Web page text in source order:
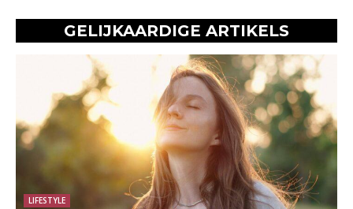
GELIJKAARDIGE ARTIKELS
LIFESTYLE